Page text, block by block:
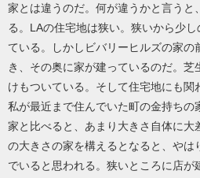
家とは違うのだ。何が違うかと言うと
る。LAの住宅地は狭い。狭いから少
ている。しかしビバリーヒルズの家の
き、その奥に家が建っているのだ。芝
けもついている。そして住宅地にも関
私が最近まで住んでいた町の金持ちの
家と比べると、あまり大きさ自体に大
の大きさの家を構えるとなると、やは
でいると思われる。狭いところに店が